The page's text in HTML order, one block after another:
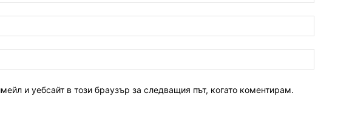
и уебсайт в този браузър за следващия път, когато коментирам.